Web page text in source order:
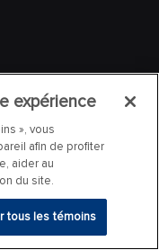
expérience
», vous
afin de profiter
aider au
du site.
tous les témoins